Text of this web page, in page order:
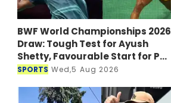
BWF World Championships 2026
Draw: Tough Test for Ayush
Shetty, Favourable Start for PV
Sindhu
SPORTS Wed,5 Aug 2026